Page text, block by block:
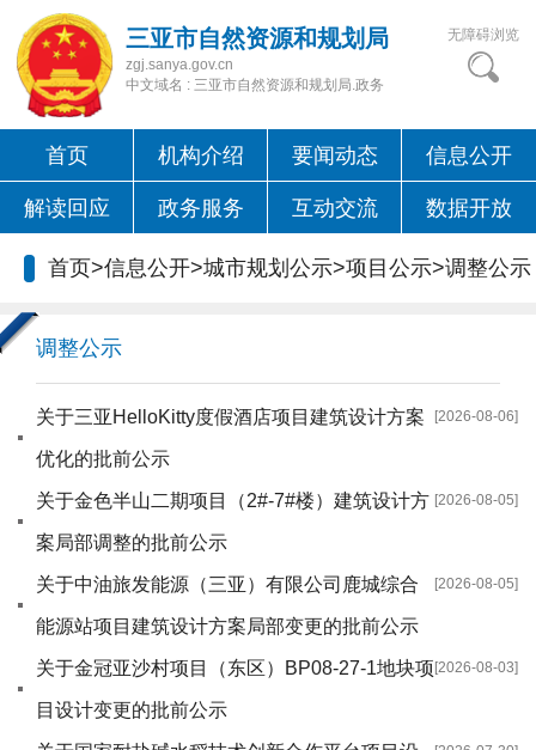
三亚市自然资源和规划局
zgj.sanya.gov.cn
中文域名 : 三亚市自然资源和规划局.政务
无障碍浏览
首页 机构介绍 要闻动态 信息公开
解读回应 政务服务 互动交流 数据开放
首页>信息公开>城市规划公示>项目公示>调整公示
调整公示
[2026-08-06]
关于三亚HelloKitty度假酒店项目建筑设计方案
优化的批前公示
[2026-08-05]
关于金色半山二期项目（2#-7#楼）建筑设计方
案局部调整的批前公示
[2026-08-05]
关于中油旅发能源（三亚）有限公司鹿城综合
能源站项目建筑设计方案局部变更的批前公示
[2026-08-03]
关于金冠亚沙村项目（东区）BP08-27-1地块项
目设计变更的批前公示